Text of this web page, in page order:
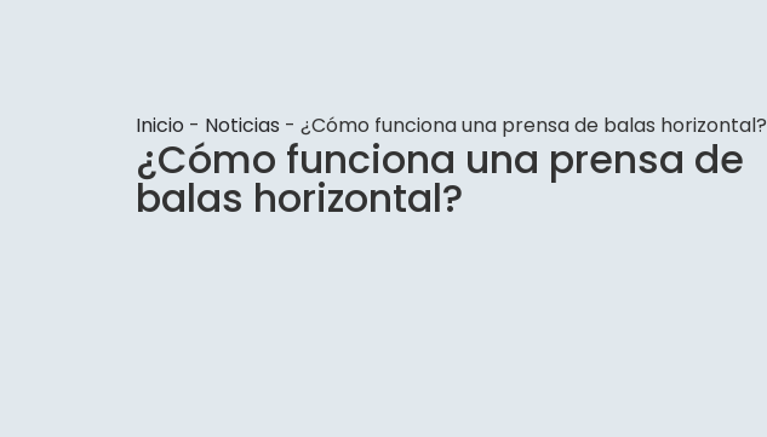
Inicio - Noticias - ¿Cómo funciona una prensa de balas horizontal?
¿Cómo funciona una prensa de
balas horizontal?